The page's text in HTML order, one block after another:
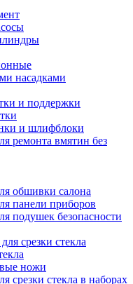
насадками
и поддержки
и шлифблоки
ремонта вмятин без
обшивки салона
панели приборов
подушек безопасности
срезки стекла
ножи
срезки стекла в наборах